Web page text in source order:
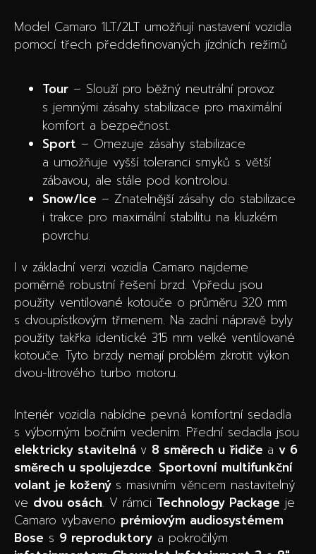
Model Camaro 1LT/2LT umožňují nastavení vozidla
pomocí třech předdefinovaných jízdních režimů
Tour – Slouží pro běžný neutrální provoz
s jemnými zásahy stabilizace pro maximální
komfort a bezpečnost.
Sport – Omezuje zásahy stabilizace
a umožňuje vyšší toleranci smyků s větší
zábavou, ale stále pod kontrolou.
Snow/Ice – Znatelnější zásahy do stabilizace
i trakce pro maximální stabilitu na kluzkém
povrchu.
I v základní verzi vozidla Camaro najdeme
poměrně robustní řešení brzd. Vpředu jsou
použity ventilované kotouče o průměru 320 mm
s dvoupístkovým třmenem. Na zadní nápravě byly
použity takřka identické 315 mm velké ventilované
kotouče. Tyto brzdy nemají problém zkrotit výkon
dvou-litrového turbo motoru.
Interiér vozidla nabídne pevná komfortní sedadla
s výborným bočním vedením. Přední sedadla jsou
elektricky stavitelná v 8 směrech u řidiče a v 6
směrech u spolujezdce. Sportovní multifunkční
volant je kožený s masivním věncem nastavitelný
ve dvou osách. V rámci Technology Package je
Camaro vybaveno prémiovým audiosystémem
Bose s 9 reproduktory a pokročilým